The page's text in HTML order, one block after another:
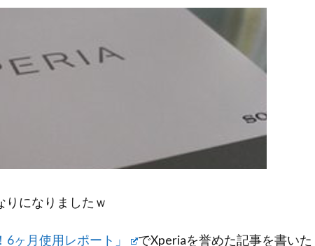
りになりましたｗ
6ヶ月使用レポート」
でXperiaを誉めた記事を書いた